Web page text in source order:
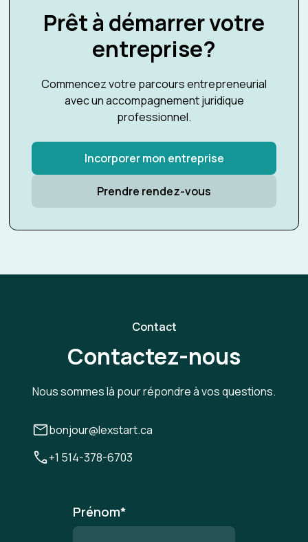
Prêt à démarrer votre
entreprise?
Commencez votre parcours entrepreneurial
avec un accompagnement juridique
professionnel.
Incorporer mon entreprise
Prendre rendez-vous
Contact
Contactez-nous
Nous sommes là pour répondre à vos questions.
bonjour@lexstart.ca
+1 514-378-6703
Prénom*